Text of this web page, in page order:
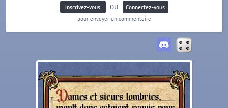
Inscrivez-vous ou
Connectez-vous
pour envoyer un commentaire